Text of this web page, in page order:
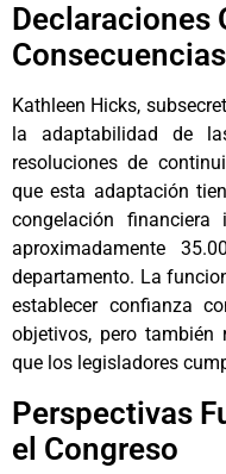
Declaraciones
Kathleen Hicks,
la adaptabilidad de
resoluciones de
que esta adaptación
congelación
aproximadamente
departamento. La
establecer confianza
objetivos, pero también
que los legisladores
Perspectivas
el Congreso